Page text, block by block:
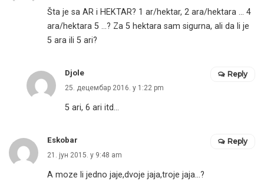
Šta je sa AR i HEKTAR? 1 ar/hektar, 2 ara/hektara … 4
ara/hektara 5 …? Za 5 hektara sam sigurna, ali da li je
5 ara ili 5 ari?
Djole
25. децембар 2016. у 1:22 pm
5 ari, 6 ari itd…
Reply
Eskobar
21. јун 2015. у 9:48 am
A moze li jedno jaje,dvoje jaja,troje jaja…?
Reply